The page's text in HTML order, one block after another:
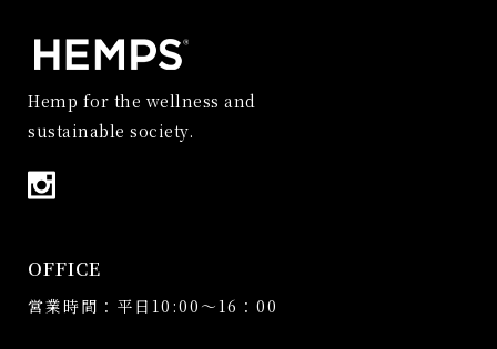
Hemp for the wellness and
sustainable society.
OFFICE
営業時間：平日10:00～16：00